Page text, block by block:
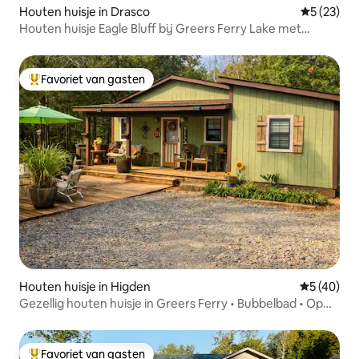
Houten huisje in Drasco
5 (23)
Houten huisje Eagle Bluff bij Greers Ferry Lake met
Topfavoriet van gasten
Favoriet van gasten
Houten huisje in Higden
5 (40)
Gezellig houten huisje in Greers Ferry • Bubbelbad • Op
Favoriet van gasten